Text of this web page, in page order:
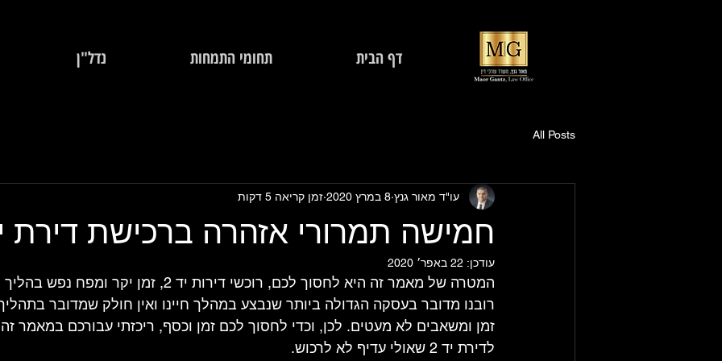
דף הבית תחומי התמחות נדל"ן
All Posts
חמישה תמרורי אזהרה ברכישת דירת
עו"ד מאור גנץ 8 במרץ 2020 זמן קריאה 5 דקות
עודכן: 22 באפר׳ 2020
המטרה של מאמר זה היא לחסוך לכם, רוכשי דירות יד 2, זמן
רובנו מדובר בעסקה הגדולה ביותר שנבצע במהלך חיינו ואין חולק שמדובר
לדירת יד 2 שאולי עדיף לא לרכוש.